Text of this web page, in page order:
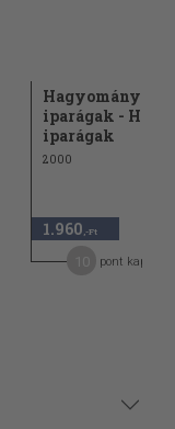
Hagyományos
iparágak -
iparágak
2000
1.960 ,-Ft
pont kapható